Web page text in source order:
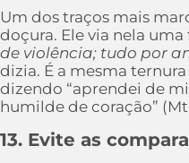
Um dos traços mais
doçura. Ele via nela
de violência; tudo por
dizia. É a mesma
dizendo “aprendei de
humilde de coração” (Mt
13. Evite as